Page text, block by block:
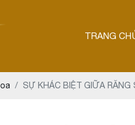
TRANG
SỰ KHÁC BIỆT GIỮA RĂNG